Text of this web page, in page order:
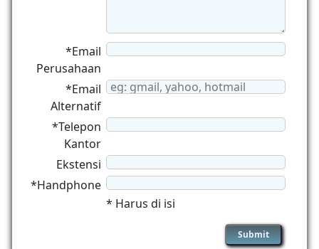
*Email
Perusahaan
*Email
Alternatif
*Telepon
Kantor
Ekstensi
*Handphone
* Harus di isi